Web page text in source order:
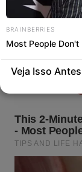
BRAINBERRIES
Most People
Veja Isso